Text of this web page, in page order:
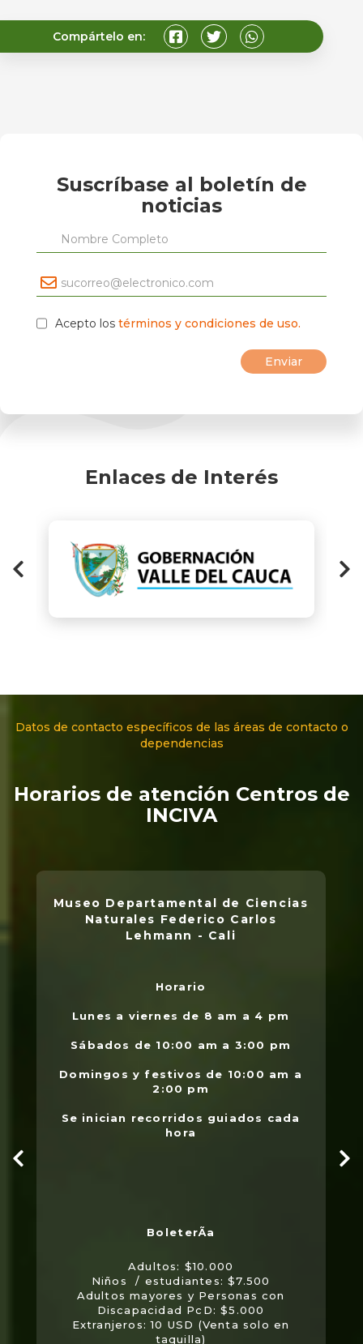
Compártelo en:
Suscríbase al boletín de
noticias
Acepto los términos y condiciones de uso.
Enlaces de Interés
Datos de contacto específicos de las áreas de contacto o
dependencias
Horarios de atención Centros de
INCIVA
Museo Departamental de Ciencias
Naturales Federico Carlos
Lehmann - Cali
Horario
Lunes a viernes de 8 am a 4 pm
Sábados de 10:00 am a 3:00 pm
Domingos y festivos de 10:00 am a
2:00 pm
Se inician recorridos guiados cada
hora
Adultos: $10.000
Niños / estudiantes: $7.500
Adultos mayores y Personas con
Discapacidad PcD: $5.000
Extranjeros: 10 USD (Venta solo en
taquilla)